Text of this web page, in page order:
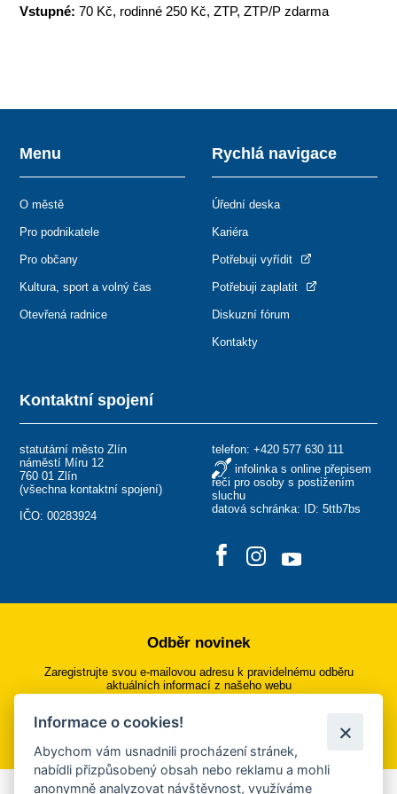
Vstupné: 70 Kč, rodinné 250 Kč, ZTP, ZTP/P zdarma
Kontaktní spojení
statutární město Zlín
náměstí Míru 12
760 01 Zlín
(všechna kontaktní spojení)
IČO: 00283924
telefon: +420 577 630 111
infolinka s online přepisem
řeči pro osoby s postižením
sluchu
datová schránka: ID: 5ttb7bs
Menu
O městě
Pro podnikatele
Pro občany
Kultura, sport a volný čas
Otevřená radnice
Rychlá navigace
Úřední deska
Kariéra
Potřebuji vyřídit
Potřebuji zaplatit
Diskuzní fórum
Kontakty
Odběr novinek
Zaregistrujte svou e-mailovou adresu k pravidelnému odběru
aktuálních informací z našeho webu
Přihlásit se k odběru
Informace o cookies!
Abychom vám usnadnili procházení stránek,
nabídli přizpůsobený obsah nebo reklamu a mohli
anonymně analyzovat návštěvnost, využíváme